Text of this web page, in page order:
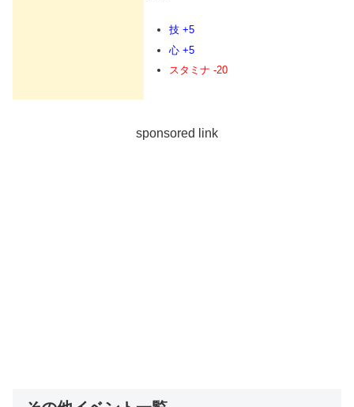
技 +5
心 +5
スタミナ -20
sponsored link